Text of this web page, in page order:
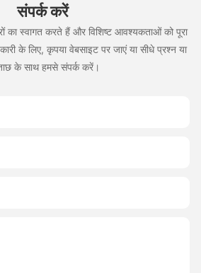
संपर्क करें
का स्वागत करते हैं और विशिष्ट आवश्यकताओं को पूरा
के लिए, कृपया वेबसाइट पर जाएं या सीधे प्रश्न या
के साथ हमसे संपर्क करें।